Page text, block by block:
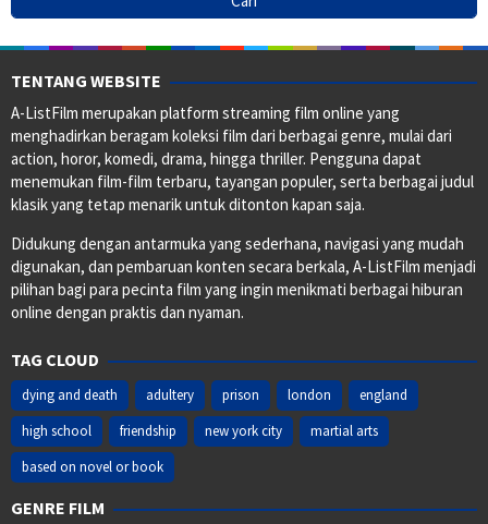
TENTANG WEBSITE
A-ListFilm merupakan platform streaming film online yang
menghadirkan beragam koleksi film dari berbagai genre, mulai dari
action, horor, komedi, drama, hingga thriller. Pengguna dapat
menemukan film-film terbaru, tayangan populer, serta berbagai judul
klasik yang tetap menarik untuk ditonton kapan saja.
Didukung dengan antarmuka yang sederhana, navigasi yang mudah
digunakan, dan pembaruan konten secara berkala, A-ListFilm menjadi
pilihan bagi para pecinta film yang ingin menikmati berbagai hiburan
online dengan praktis dan nyaman.
TAG CLOUD
dying and death adultery prison london
england
high school
friendship new york city
martial arts
based on novel or book
GENRE FILM